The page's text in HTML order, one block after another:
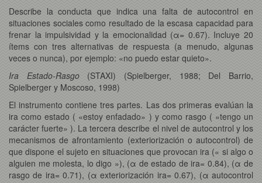
Describe la conducta que indica una falta de autocontrol en
situaciones sociales como resultado de la escasa capacidad para
frenar la impulsividad y la emocionalidad (α= 0.67). Incluye 20
ítems con tres alternativas de respuesta (a menudo, algunas
veces o nunca), por ejemplo: «no puedo estar quieto».
Ira Estado-Rasgo(STAXI) (Spielberger, 1988; Del Barrio,
Spielberger y Moscoso, 1998)
El instrumento contiene tres partes. Las dos primeras evalúan la
ira como estado ( «estoy enfadado» ) y como rasgo ( «tengo un
carácter fuerte» ). La tercera describe el nivel de autocontrol y los
mecanismos de afrontamiento (exteriorización o autocontrol) de
que dispone el sujeto en situaciones que provocan ira (« si algo o
alguien me molesta, lo digo »), (α de estado de ira= 0.84), (α de
rasgo de ira= 0.71), (α exteriorización ira= 0.67), (α autocontrol